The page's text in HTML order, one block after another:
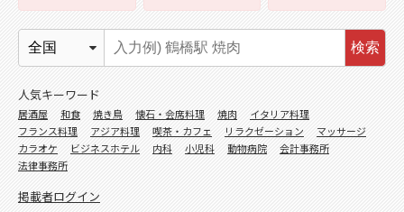
検索
人気キーワード
居酒屋 和食 焼き鳥 懐石・会席料理 焼肉
イタリア料理
フランス料理
アジア料理 喫茶・カフェ リラクゼーション
マッサージ
カラオケ
ビジネスホテル 内科 小児科 動物病院
会計事務所
法律事務所
掲載者ログイン